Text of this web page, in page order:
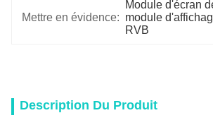
Mettre en évidence:
Module d'écran
module
RVB
Description Du Produit